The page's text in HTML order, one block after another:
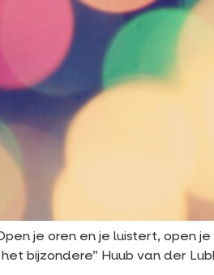
je oren en je luistert, open
bijzondere” Huub van der